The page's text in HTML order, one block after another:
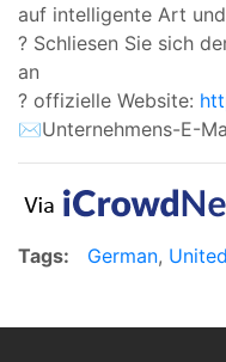
auf intelligente Art
? Schliesen Sie sich
an
? offizielle Website:
✉Unternehmens-E-
Tags: German,